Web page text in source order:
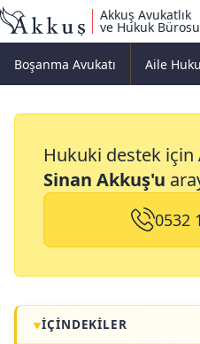
Akkuş Avukatlık
ve Hukuk Bürosu
Boşanma Avukatı Aile
Hukuki destek için
Sinan Akkuş'u
0532
İÇINDEKILER